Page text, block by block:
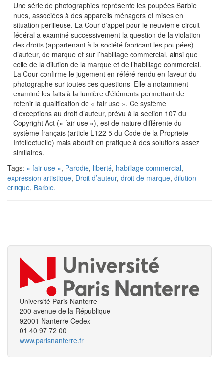
Une série de photographies représente les poupées Barbie
nues, associées à des appareils ménagers et mises en
situation périlleuse. La Cour d’appel pour le neuvième circuit
fédéral a examiné successivement la question de la violation
des droits (appartenant à la société fabricant les poupées)
d’auteur, de marque et sur l’habillage commercial, ainsi que
celle de la dilution de la marque et de l’habillage commercial.
La Cour confirme le jugement en référé rendu en faveur du
photographe sur toutes ces questions. Elle a notamment
examiné les faits à la lumière d’éléments permettant de
retenir la qualification de « fair use ». Ce système
d’exceptions au droit d’auteur, prévu à la section 107 du
Copyright Act (« fair use »), est de nature différente du
système français (article L122-5 du Code de la Propriete
Intellectuelle) mais aboutit en pratique à des solutions assez
similaires.
Tags: « fair use », Parodie, liberté, habillage commercial,
expression artistique, Droit d’auteur, droit de marque, dilution,
critique, Barbie.
Université Paris Nanterre
200 avenue de la République
92001 Nanterre Cedex
01 40 97 72 00
www.parisnanterre.fr